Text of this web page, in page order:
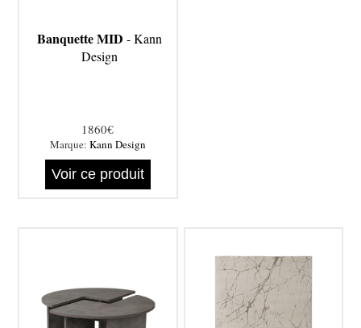
Banquette MID - Kann
Design
1860€
Marque: Kann Design
Voir ce produit